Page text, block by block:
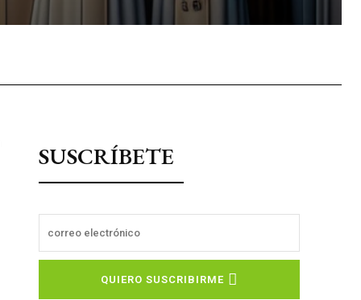
SUSCRÍBETE
QUIERO SUSCRIBIRME